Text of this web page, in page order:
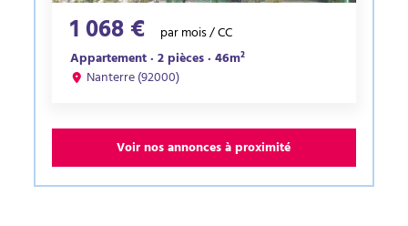
1 068 €
par mois / CC
Appartement · 2 pièces · 46m²
Nanterre (92000)
Voir nos annonces à proximité